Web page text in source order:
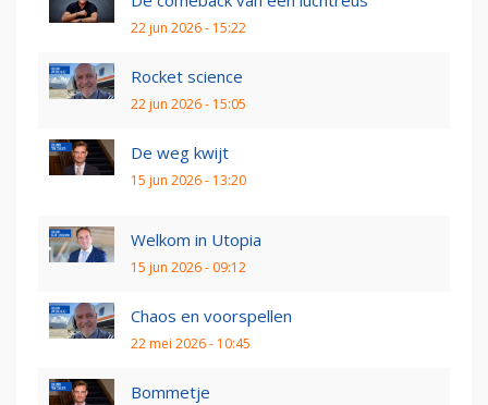
22 jun 2026 - 15:22
Rocket science
22 jun 2026 - 15:05
De weg kwijt
15 jun 2026 - 13:20
Welkom in Utopia
15 jun 2026 - 09:12
Chaos en voorspellen
22 mei 2026 - 10:45
Bommetje